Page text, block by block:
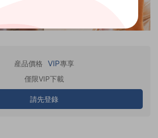
産品價格 VIP專享
僅限VIP下載
請先登錄